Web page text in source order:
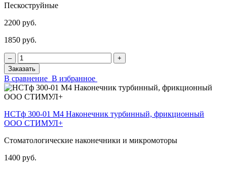
Пескоструйные
2200 руб.
1850 руб.
‒
+
Заказать
В сравнение В избранное
НСТф 300-01 М4 Наконечник турбинный, фрикционный
ООО СТИМУЛ+
Стоматологические наконечники и микромоторы
1400 руб.